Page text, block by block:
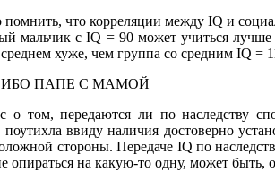
что корреляции между IQ и
мальчик с IQ = 90 может учиться
среднем хуже, чем группа со средним IQ =
ПАПЕ С МАМОЙ
о том, передаются ли по наследству
поутихла ввиду наличия достоверно
стороны. Передаче IQ по
опираться на какую-то одну, может быть,